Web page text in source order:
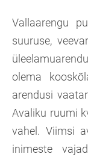
Vallaarengu
suuruse,
olema
arendusi
Avaliku ruumi
vahel. Viimsi
inimeste